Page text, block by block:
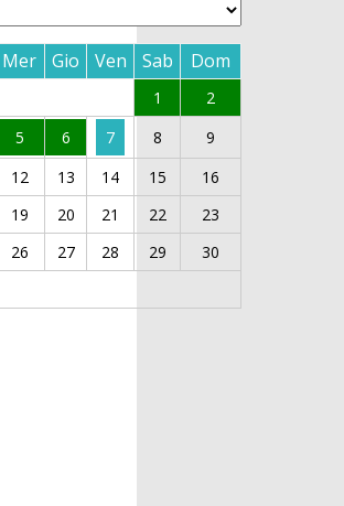
Mer Gio Ven Sab Dom
1
2
5 6 7 8
9
12 13 14 15
16
19 20 21 22
23
26 27 28 29
30